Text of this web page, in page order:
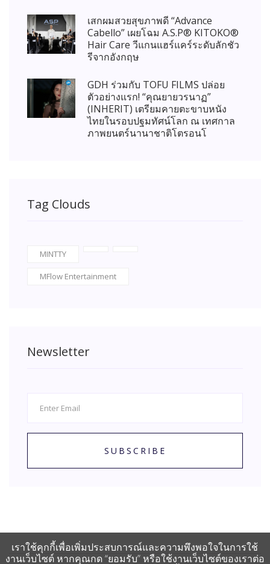
เสกผมสวยสุขภาพดี “Advance
Cabello” เผยโฉม A.S.P® KITOKO®
Hair Care วีแกนแฮร์แคร์ระดับลักชัว
รีจากอังกฤษ
GDH ร่วมกับ TOFU FILMS ปล่อย
ตัวอย่างแรก! “คุณยายวรนาฏ”
(INHERIT) เตรียมคายตะขาบหนัง
ไทยในรอบปฐมทัศน์โลก ณ เทศกาล
ภาพยนตร์นานาชาติโตรอนโ
Tag Clouds
MINTTY
MFlow Entertainment
Newsletter
SUBSCRIBE
เราใช้คุกกี้เพื่อเพิ่มประสบการณ์และความพึงพอใจในการใช้
งานเว็บไซต์ หากคุณกด “ยอมรับ” หรือใช้งานเว็บไซต์ของเราต่อ